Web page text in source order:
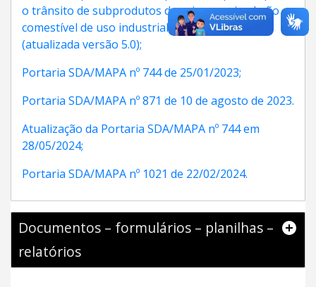
o trânsito de subprodutos de origem animal não
comestível de uso industrial ou técnico – GTS
(atualizada versão 5.0);
Portaria SDA/MAPA nº 744 de 25/01/2023;
Portaria SDA/MAPA nº 871 de 10 de agosto de 2023.
Atualização da Portaria SDA/MAPA nº 744 em
28/05/2024;
Portaria SDA/MAPA nº 1021 de 22/02/2024.
Documentos – formulários – planilhas –
relatórios